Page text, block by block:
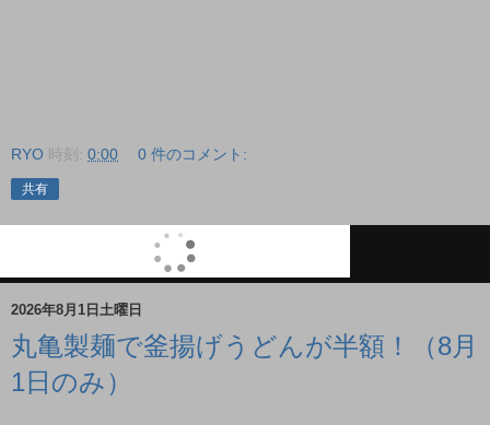
RYO 時刻: 0:00 0 件のコメント:
共有
2026年8月1日土曜日
丸亀製麺で釜揚げうどんが半額！（8月
1日のみ）